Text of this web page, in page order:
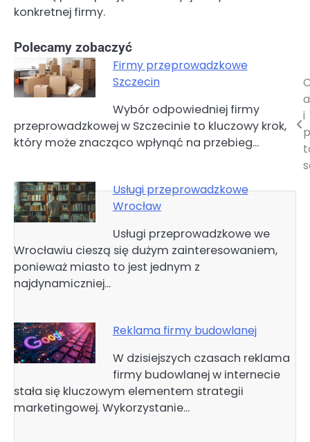
konkretnej firmy.
Polecamy zobaczyć
Firmy przeprowadzkowe
Szczecin
Wybór odpowiedniej firmy
przeprowadzkowej w Szczecinie to kluczowy krok,
który może znacząco wpłynąć na przebieg…
Usługi przeprowadzkowe
Wrocław
Usługi przeprowadzkowe we
Wrocławiu cieszą się dużym zainteresowaniem,
ponieważ miasto to jest jednym z
najdynamiczniej…
Reklama firmy budowlanej
W dzisiejszych czasach reklama
firmy budowlanej w internecie
stała się kluczowym elementem strategii
marketingowej. Wykorzystanie…
Nawigacja
i